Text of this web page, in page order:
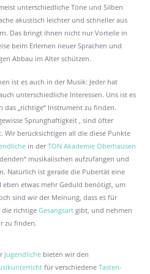
unterschiedliche Töne und Silben
akustisch leichter und schneller aus
Das bringt ihnen nicht nur Vorteile in
beim Erlernen neuer Sprachen und
Abbau im Alter schützen.
ist es auch in der Musik: Jeder hat
unterschiedliche Interessen. Uns ist es
„richtige“ Instrument zu finden.
Sprunghaftigkeit , sind öfter
berücksichtigen all die diese Punkte
in derTON Akademie Oberhausen
musikalischen aufzufangen und
Natürlich ist gerade die Pubertät eine
eben etwas mehr Geduld benötigt, um
sind wir der Meinung, dass es für
die richtigeGesangsart gibt, und nehmen
zu finden.
Jugendliche bieten wir den
für verschiedene Tasten-